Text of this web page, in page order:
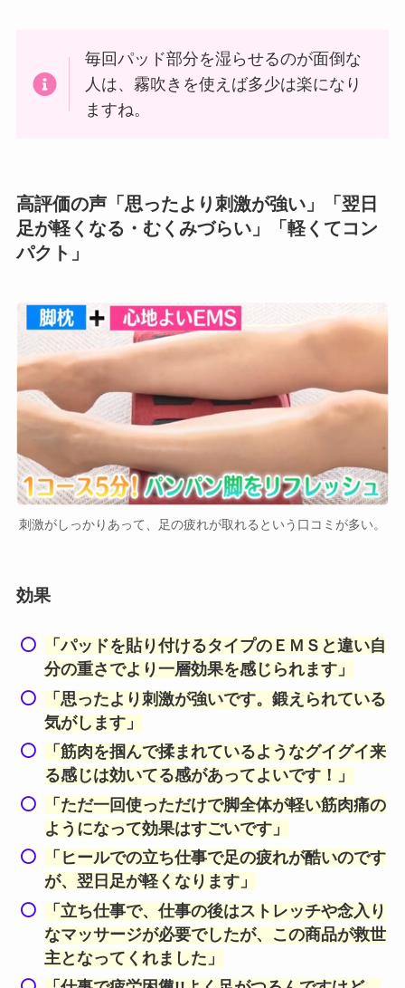
毎回パッド部分を湿らせるのが面倒な
人は、霧吹きを使えば多少は楽になり
ますね。
高評価の声「思ったより刺激が強い」「翌日
足が軽くなる・むくみづらい」「軽くてコン
パクト」
刺激がしっかりあって、足の疲れが取れるという口コミが多い。
効果
「パッドを貼り付けるタイプのＥＭＳと違い自
分の重さでより一層効果を感じられます」
「思ったより刺激が強いです。鍛えられている
気がします」
「筋肉を掴んで揉まれているようなグイグイ来
る感じは効いてる感があってよいです！」
「ただ一回使っただけで脚全体が軽い筋肉痛の
ようになって効果はすごいです」
「ヒールでの立ち仕事で足の疲れが酷いのです
が、翌日足が軽くなります」
「立ち仕事で、仕事の後はストレッチや念入り
なマッサージが必要でしたが、この商品が救世
主となってくれました」